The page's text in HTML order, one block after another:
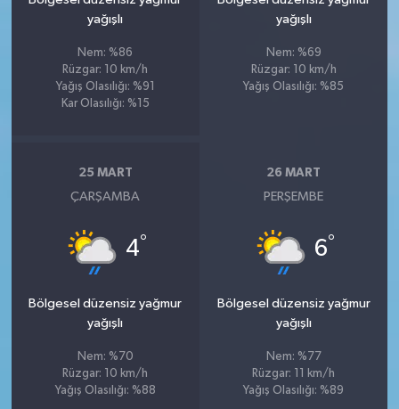
yağışlı
Nem: %86
Rüzgar: 10 km/h
Yağış Olasılığı: %91
Kar Olasılığı: %15
yağışlı
Nem: %69
Rüzgar: 10 km/h
Yağış Olasılığı: %85
25 MART
ÇARŞAMBA
4°
Bölgesel düzensiz yağmur
yağışlı
Nem: %70
Rüzgar: 10 km/h
Yağış Olasılığı: %88
26 MART
PERŞEMBE
6°
Bölgesel düzensiz yağmur
yağışlı
Nem: %77
Rüzgar: 11 km/h
Yağış Olasılığı: %89